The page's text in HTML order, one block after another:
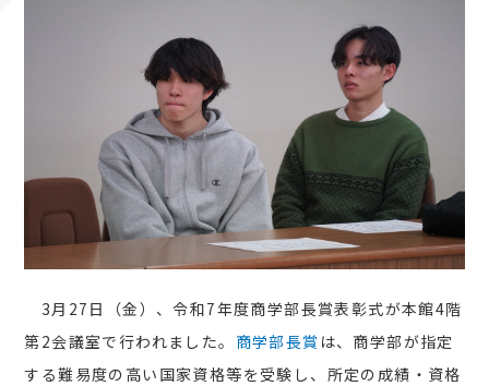
3月27日（金）、令和7年度商学部長賞表彰式が本館4階
第2会議室で行われました。 商学部長賞 は、商学部が指定
する難易度の高い国家資格等を受験し、所定の成績・資格